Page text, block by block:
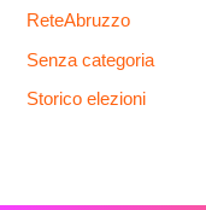
ReteAbruzzo
Senza categoria
Storico elezioni